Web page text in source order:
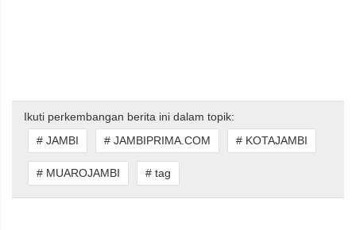
Ikuti perkembangan berita ini dalam topik:
# JAMBI
# JAMBIPRIMA.COM # KOTAJAMBI
# MUAROJAMBI # tag